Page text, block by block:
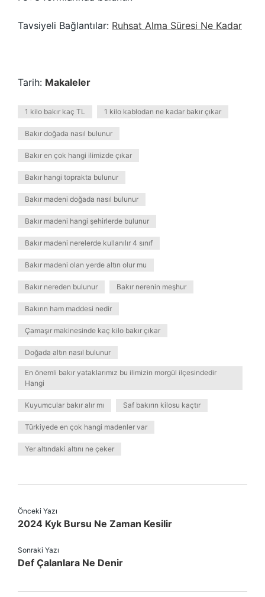
Tavsiyeli Bağlantılar: Ruhsat Alma Süresi Ne Kadar
Tarih: Makaleler
1 kilo bakır kaç TL 1 kilo kablodan ne kadar bakır çıkar
Bakır doğada nasıl bulunur
Bakır en çok hangi ilimizde çıkar
Bakır hangi toprakta bulunur
Bakır madeni doğada nasıl bulunur
Bakır madeni hangi şehirlerde bulunur
Bakır madeni nerelerde kullanılır 4 sınıf
Bakır madeni olan yerde altın olur mu
Bakır nereden bulunur Bakır nerenin meşhur
Bakırın ham maddesi nedir
Çamaşır makinesinde kaç kilo bakır çıkar
Doğada altın nasıl bulunur
En önemli bakır yataklarımız bu ilimizin morgül ilçesindedir
Hangi
Kuyumcular bakır alır mı Saf bakırın kilosu kaçtır
Türkiyede en çok hangi madenler var
Yer altındaki altını ne çeker
Önceki Yazı
2024 Kyk Bursu Ne Zaman Kesilir
Sonraki Yazı
Def Çalanlara Ne Denir